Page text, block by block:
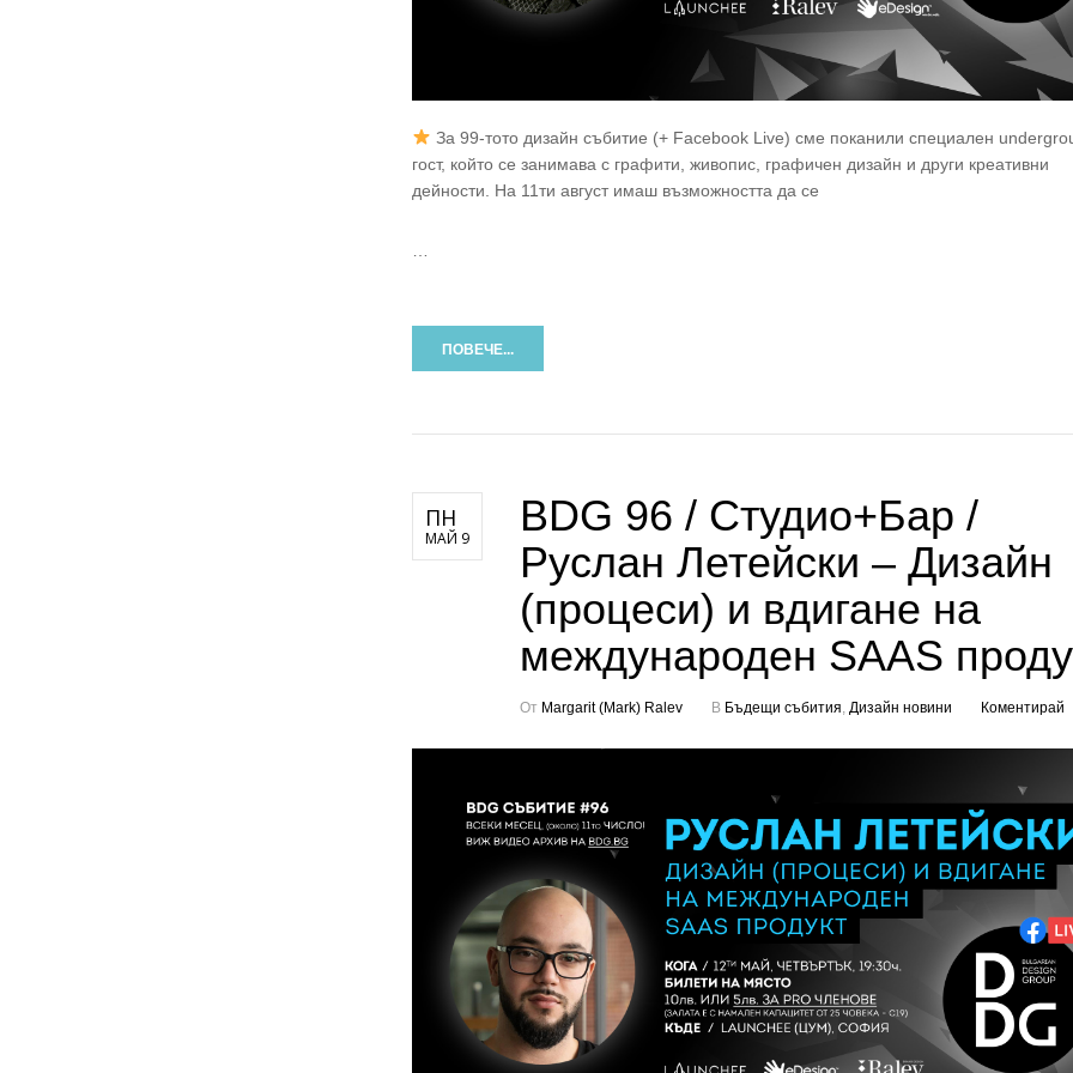
За 99-тото дизайн събитие (+ Facebook Live) сме поканили специален
гост, който се занимава с графити, живопис, графичен дизайн и други креативни
дейности. На 11ти август имаш възможността да се
ПОВЕЧЕ...
ПН
МАЙ 9
BDG 96 / Студио+Бар /
Руслан Летейски – Дизайн
(процеси) и вдигане на
международен SAAS
От Margarit (Mark) Ralev В Бъдещи събития,Дизайн новини Коментирай